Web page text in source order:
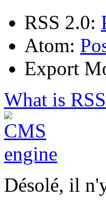
RSS 2.0:
Atom:
Export
What is
Désolé, il